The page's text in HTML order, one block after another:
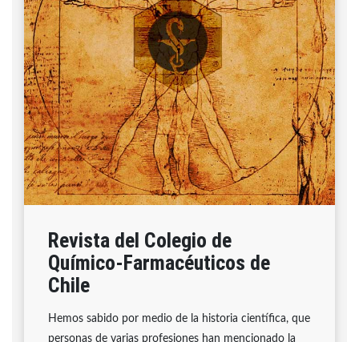
Revista del Colegio de
Químico-Farmacéuticos de
Chile
Hemos sabido por medio de la historia científica, que
personas de varias profesiones han mencionado la